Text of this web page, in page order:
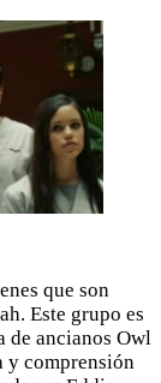
que son
Este grupo es
de ancianos Owl
y comprensión